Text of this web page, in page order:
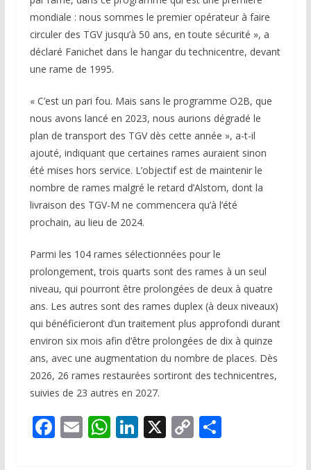
mondiale : nous sommes le premier opérateur à faire
circuler des TGV jusqu’à 50 ans, en toute sécurité », a
déclaré Fanichet dans le hangar du technicentre, devant
une rame de 1995.
« C’est un pari fou. Mais sans le programme O2B, que
nous avons lancé en 2023, nous aurions dégradé le
plan de transport des TGV dès cette année », a-t-il
ajouté, indiquant que certaines rames auraient sinon
été mises hors service. L’objectif est de maintenir le
nombre de rames malgré le retard d’Alstom, dont la
livraison des TGV-M ne commencera qu’à l’été
prochain, au lieu de 2024.
Parmi les 104 rames sélectionnées pour le
prolongement, trois quarts sont des rames à un seul
niveau, qui pourront être prolongées de deux à quatre
ans. Les autres sont des rames duplex (à deux niveaux)
qui bénéficieront d’un traitement plus approfondi durant
environ six mois afin d’être prolongées de dix à quinze
ans, avec une augmentation du nombre de places. Dès
2026, 26 rames restaurées sortiront des technicentres,
suivies de 23 autres en 2027.
F E W Li X C P